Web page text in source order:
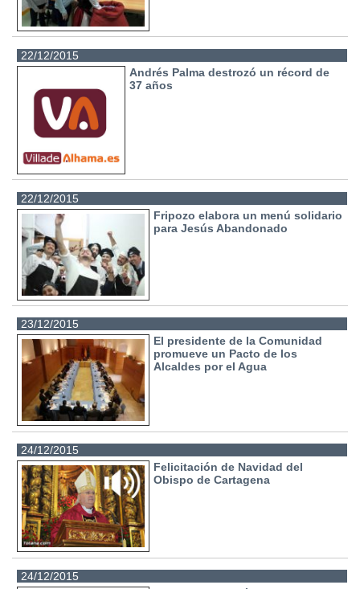
22/12/2015
Andrés Palma destrozó un récord de
37 años
22/12/2015
Fripozo elabora un menú solidario
para Jesús Abandonado
23/12/2015
El presidente de la Comunidad
promueve un Pacto de los
Alcaldes por el Agua
24/12/2015
Felicitación de Navidad del
Obispo de Cartagena
24/12/2015